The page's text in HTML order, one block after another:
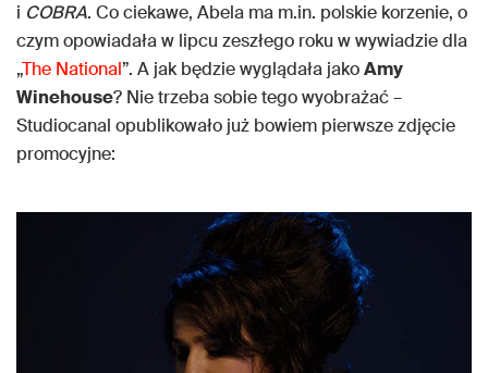
i COBRA. Co ciekawe, Abela ma m.in. polskie korzenie, o
czym opowiadała w lipcu zeszłego roku w wywiadzie dla
„The National”. A jak będzie wyglądała jakoAmy
Winehouse? Nie trzeba sobie tego wyobrażać –
Studiocanal opublikowało już bowiem pierwsze zdjęcie
promocyjne: